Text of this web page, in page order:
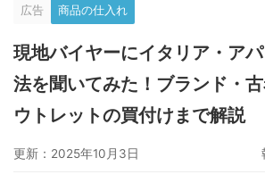
ハンドメイド販売
グーペ デジタルコンテンツ販売 仕
Ameba Ownd makeshop 無料ビ
イージーマイショップ ネットショップ
広告 商品の仕入れ
現地バイヤーにイタリア・ア
法を聞いてみた！ブランド・
ウトレットの買付けまで解説
更新：2025年10月3日